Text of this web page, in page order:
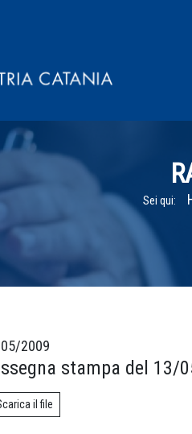
Sei qui:
2009
stampa del 13/
il file